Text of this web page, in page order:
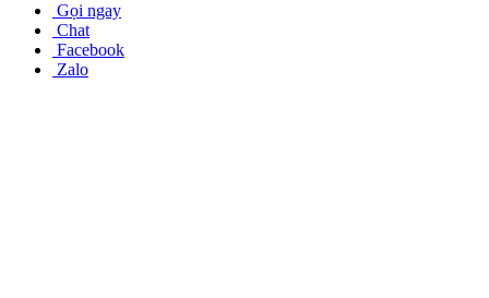
Gọi ngay
Chat
Facebook
Zalo